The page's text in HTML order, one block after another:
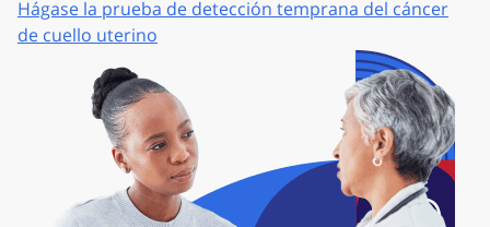
Hágase la prueba de detección temprana del cáncer
de cuello uterino